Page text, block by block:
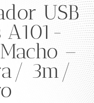
USB
A101-
–
3m/